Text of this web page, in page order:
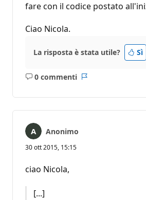
fare con il codice postato
Ciao Nicola.
La risposta è stata utile? Sì
0 commenti
Nessun
Anonimo
30 ott 2015, 15:15
ciao Nicola,
[...]